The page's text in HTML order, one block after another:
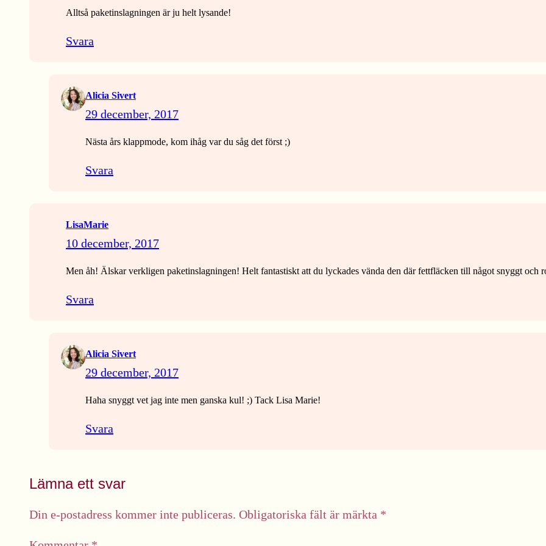
Alltså paketinslagningen är ju helt lysande!
Svara
Alicia Sivert
29 december, 2017
Nästa års klappmode, kom ihåg var du såg det först ;)
Svara
LisaMarie
10 december, 2017
Men åh! Älskar verkligen paketinslagningen! Helt fantastiskt att du lyckades vända den där fettfläcken till något snyggt och
Svara
Alicia Sivert
29 december, 2017
Haha snyggt vet jag inte men ganska kul! ;) Tack Lisa Marie!
Svara
Lämna ett svar
Din e-postadress kommer inte publiceras. Obligatoriska fält är märkta *